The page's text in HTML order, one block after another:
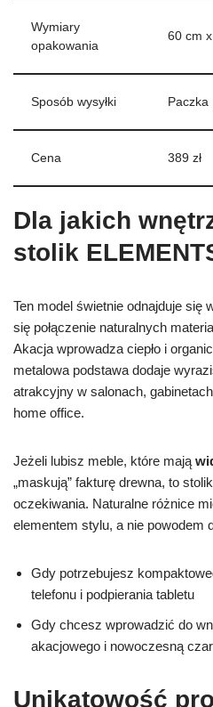
Wymiary
opakowania
60 cm
Sposób wysyłki Paczka
Cena 389 zł
Dla jakich
stolik
Ten model świetnie odnajduje się
się połączenie naturalnych
Akacja wprowadza ciepło i
metalowa podstawa dodaje
atrakcyjny w salonach,
home office.
Jeżeli lubisz meble, które mają
„maskują” fakturę drewna, to
oczekiwania. Naturalne różnice
elementem stylu, a nie powodem
Gdy potrzebujesz
telefonu i podpierania tabletu
Gdy chcesz wprowadzić do
akacjowego i nowoczesną
Unikatowość